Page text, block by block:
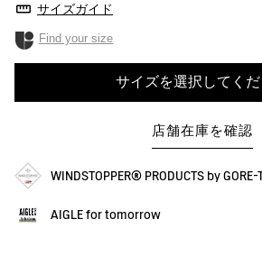
サイズガイド
Find your size
サイズを選択してく
店舗在庫を確認
WINDSTOPPER® PRODUCTS by
AIGLE for tomorrow